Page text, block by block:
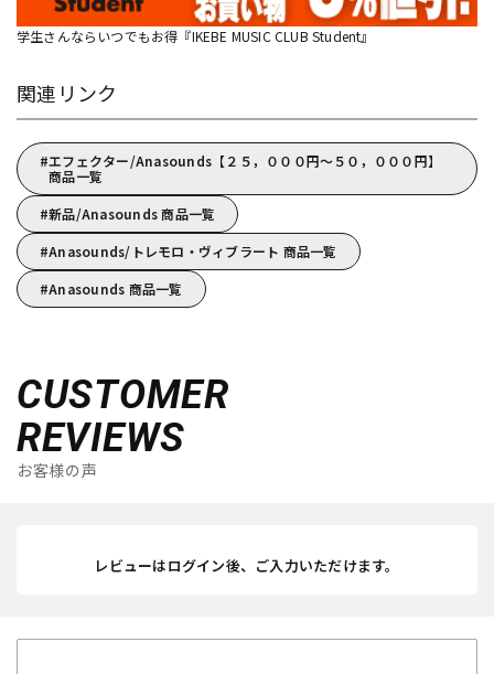
学生さんならいつでもお得『IKEBE MUSIC CLUB Student』
関連リンク
エフェクター/Anasounds【２５，０００円～５０，０００円】
商品一覧
新品/Anasounds 商品一覧
Anasounds/トレモロ・ヴィブラート 商品一覧
Anasounds 商品一覧
CUSTOMER
REVIEWS
お客様の声
レビューはログイン後、ご入力いただけます。